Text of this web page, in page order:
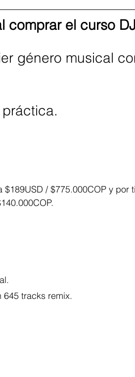
comprar el curso
género musical
/ $775.000COP y por
tracks remix.